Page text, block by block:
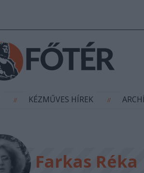
// KÉZMŰVES HÍREK //
Farkas Réka